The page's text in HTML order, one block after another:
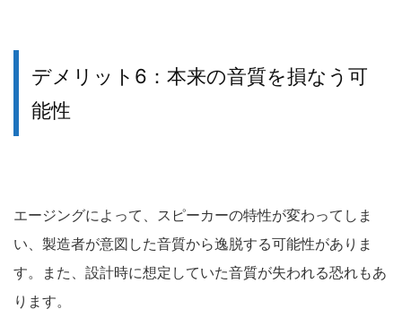
デメリット6：本来の音質を損なう可
能性
エージングによって、スピーカーの特性が変わってしま
い、製造者が意図した音質から逸脱する可能性がありま
す。また、設計時に想定していた音質が失われる恐れもあ
ります。